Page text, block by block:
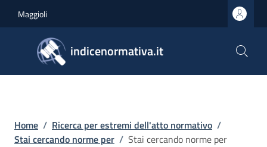
Maggioli
indicenormativa.it
Briciole di pane
Home / Ricerca per estremi dell'atto normativo /
Stai cercando norme per / Stai cercando norme per